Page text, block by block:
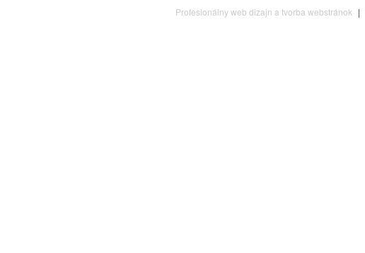
Profesionálny web dizajn a tvorba webstránok |